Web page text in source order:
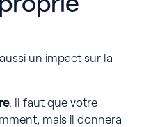
un impact sur la
. Il faut que votre
mais il donnera